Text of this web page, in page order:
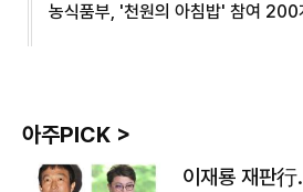
농식품부, '천원의 아침밥' 참여 200
아주PICK >
이재룡 재판